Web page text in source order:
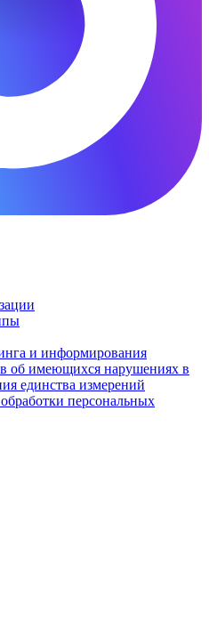
и информирования
об имеющихся нарушениях в
единства измерений
персональных